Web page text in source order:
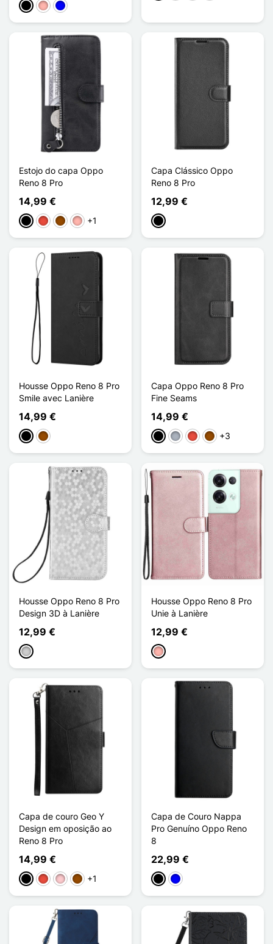
PretoOuro rosa
Azul
Estojo do capa Oppo
Reno 8 Pro
14,99 €
PretoVermelhoCastanho
Ouro rosa
+1
Capa Clássico Oppo
Reno 8 Pro
12,99 €
Preto
Housse Oppo Reno 8 Pro
Smile avec Lanière
14,99 €
PretoCastanho
Capa Oppo Reno 8 Pro
Fine Seams
14,99 €
PretoCinzentoVermelho
Castanho
+3
Housse Oppo Reno 8 Pro
Design 3D à Lanière
12,99 €
Prata
Housse Oppo Reno 8 Pro
Unie à Lanière
12,99 €
Ouro rosa
Capa de couro Geo Y
Design em oposição ao
Reno 8 Pro
14,99 €
PretoVermelho
RosaCastanho
+1
Capa de Couro Nappa
Pro Genuíno Oppo Reno
8
22,99 €
PretoAzul